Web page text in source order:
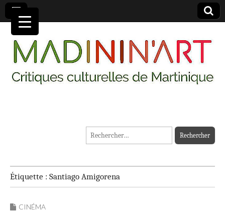
MADININ'ART
Rechercher :
Étiquette : Santiago Amigorena
CINÉMA